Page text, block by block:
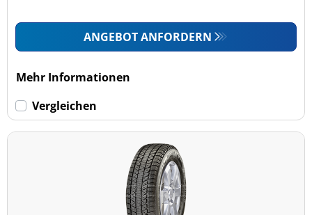
ANGEBOT ANFORDERN
Mehr Informationen
Vergleichen